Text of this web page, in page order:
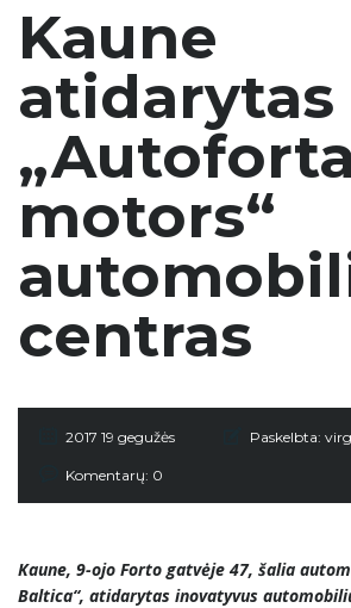
Kaune
atidarytas
motors“
centras
2017 19 gegužės Paskelbta:
Komentarų: 0
Kaune, 9-ojo Forto gatvėje 47, šalia
Baltica“, atidarytas inovatyvus